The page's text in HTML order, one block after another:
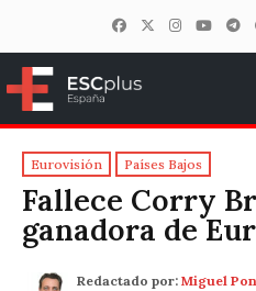
ESCplus España
Eurovisión Países Bajos
Fallece Corry
ganadora de
Redactado por: Miguel